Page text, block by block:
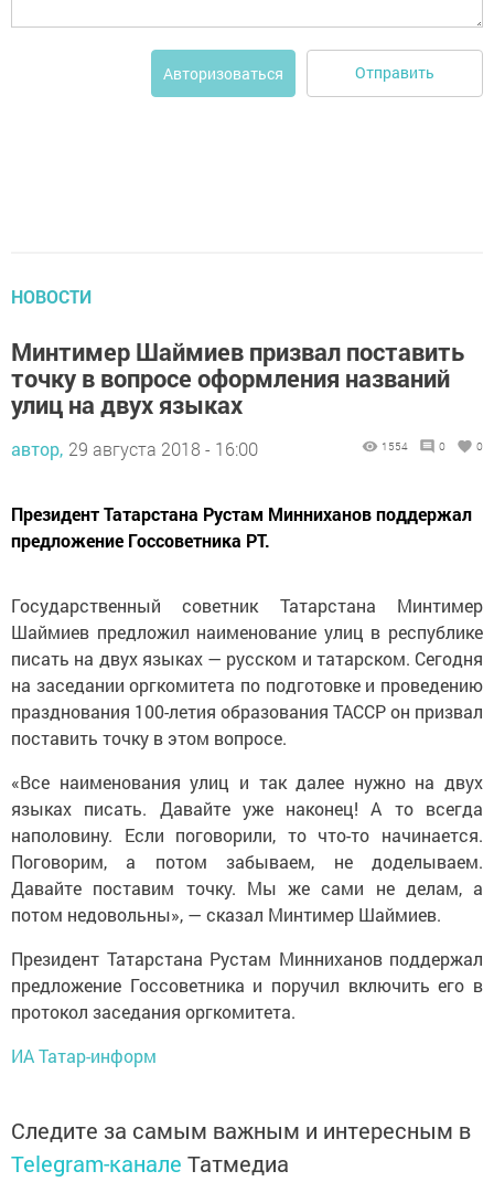
Авторизоваться Отправить
НОВОСТИ
Минтимер Шаймиев призвал поставить
точку в вопросе оформления названий
улиц на двух языках
автор, 29 августа 2018 - 16:00 1554 0 0
Президент Татарстана Рустам Минниханов поддержал
предложение Госсоветника РТ.
Государственный советник Татарстана Минтимер
Шаймиев предложил наименование улиц в республике
писать на двух языках — русском и татарском. Сегодня
на заседании оргкомитета по подготовке и проведению
празднования 100-летия образования ТАССР он призвал
поставить точку в этом вопросе.
«Все наименования улиц и так далее нужно на двух
языках писать. Давайте уже наконец! А то всегда
наполовину. Если поговорили, то что-то начинается.
Поговорим, а потом забываем, не доделываем.
Давайте поставим точку. Мы же сами не делам, а
потом недовольны», — сказал Минтимер Шаймиев.
Президент Татарстана Рустам Минниханов поддержал
предложение Госсоветника и поручил включить его в
протокол заседания оргкомитета.
ИА Татар-информ
Следите за самым важным и интересным в
Telegram-канале Татмедиа